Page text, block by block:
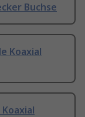
Buchse
Koaxial